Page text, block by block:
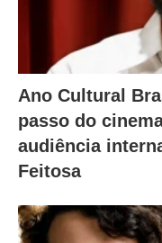
ú
d
o
a
a
Ano Cultural
passo do
audiência
Feitosa